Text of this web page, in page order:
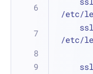
/etc/
/etc/